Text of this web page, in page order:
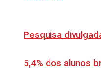
Pesquisa
5,4% dos alunos